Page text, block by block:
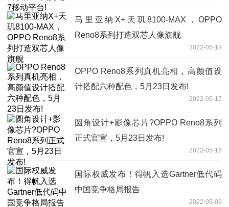
马里亚纳X+天玑8100-MAX，OPPO
Reno8系列打造双芯人像旗舰
2022-05-19
OPPO Reno8系列真机亮相，高颜值设
计搭配六种配色，5月23日发布!
2022-05-17
圆角设计+影像芯片?OPPO Reno8系列
正式官宣，5月23日发布!
2022-05-16
国际权威发布！得帆入选Gartner低代码
中国竞争格局报告
2022-05-09